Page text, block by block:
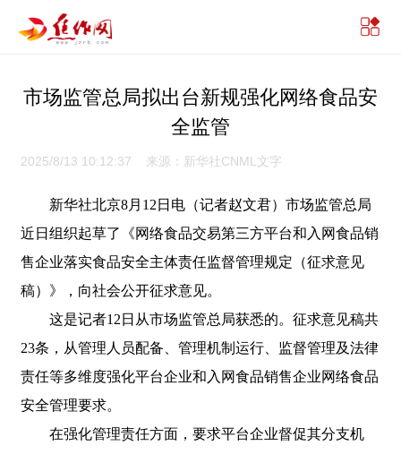
市场监管总局拟出台新规强化网络食品安
全监管
2025/8/13 10:12:37 来源：新华社CNML文字
新华社北京8月12日电（记者赵文君）市场监管总局
近日组织起草了《网络食品交易第三方平台和入网食品销
售企业落实食品安全主体责任监督管理规定（征求意见
稿）》，向社会公开征求意见。
这是记者12日从市场监管总局获悉的。征求意见稿共
23条，从管理人员配备、管理机制运行、监督管理及法律
责任等多维度强化平台企业和入网食品销售企业网络食品
安全管理要求。
在强化管理责任方面，要求平台企业督促其分支机